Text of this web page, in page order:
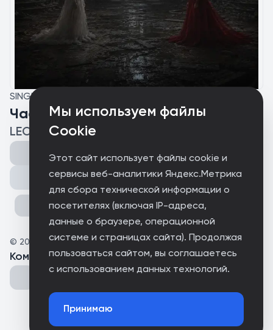
Мы используем файлы
Cookie
Этот сайт использует файлы cookie и
сервисы веб-аналитики Яндекс.Метрика
для сбора технической информации о
посетителях (включая IP-адреса,
данные о браузере, операционной
системе и страницах сайта). Продолжая
пользоваться сайтом, вы соглашаетесь
с использованием данных технологий.
Принимаю
SINGLE
Часть меня
LEOLA
Поделиться
© 2026 Stuja
Комментарии(0 )